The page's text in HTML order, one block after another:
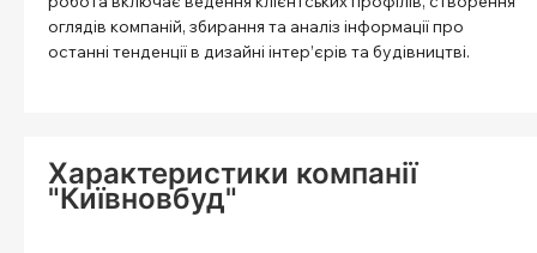
оглядів компаній, збирання та аналіз інформації про
останні тенденції в дизайні інтер’єрів та будівництві.
Характеристики компанії
"Київновбуд"